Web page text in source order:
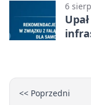
6
<< Poprzedni